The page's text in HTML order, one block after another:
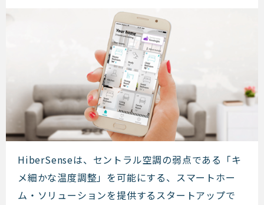
HiberSense
HiberSenseは、セントラル空調の弱点である「キ
メ細かな温度調整」を可能にする、スマートホー
ム・ソリューションを提供するスタートアップで